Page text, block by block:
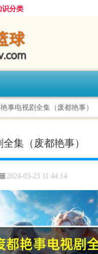
识分类
事电视剧全集（废都艳事）
集（废都艳事）
2024-03-23 11:44:14